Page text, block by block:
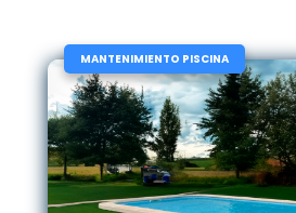
| MANTENIMIENTO PISCINA